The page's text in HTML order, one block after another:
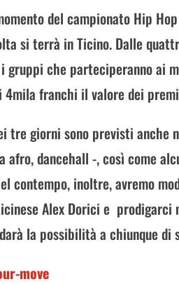
del campionato Hip
si terrà in Ticino. Dalle
gruppi che parteciperanno ai
4mila franchi il valore dei
tre giorni sono previsti anche
afro, dancehall -, così come
contempo, inoltre, avremo
Alex Dorici e prodigarci
la possibilità a chiunque di
move